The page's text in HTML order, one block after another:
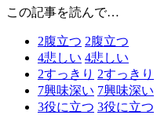
この記事を読んで…
2腹立つ 2腹立つ
4悲しい 4悲しい
2すっきり 2すっきり
7興味深い 7興味深い
3役に立つ 3役に立つ